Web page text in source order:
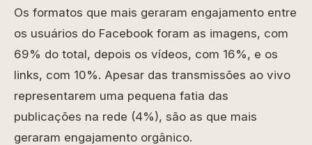
Os formatos que mais geraram engajamento entre
os usuários do Facebook foram as imagens, com
69% do total, depois os vídeos, com 16%, e os
links, com 10%. Apesar das transmissões ao vivo
representarem uma pequena fatia das
publicações na rede (4%), são as que mais
geraram engajamento orgânico.